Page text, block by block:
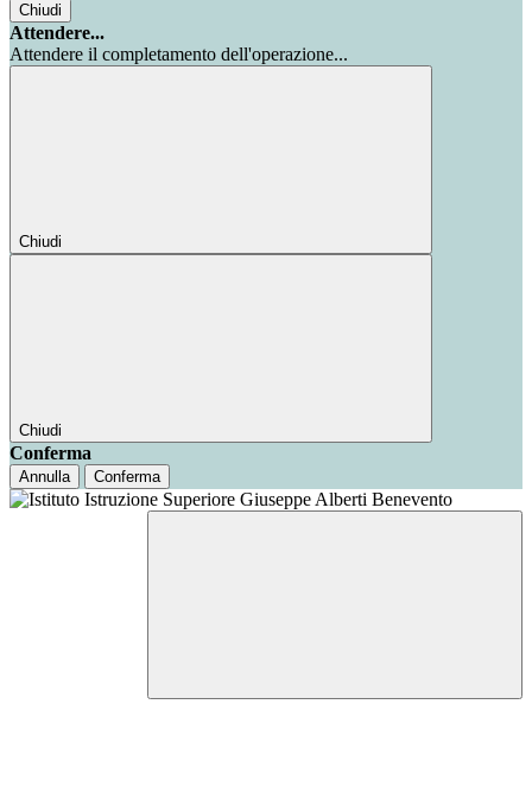
Chiudi
Attendere...
Attendere il completamento dell'operazione...
Chiudi
Chiudi
Conferma
Annulla Conferma